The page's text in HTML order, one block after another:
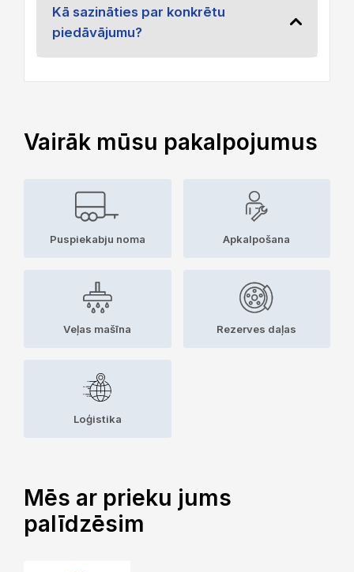
Kā sazināties par konkrētu
piedāvājumu?
Vairāk mūsu pakalpojumus
Puspiekabju noma Apkalpošana
Veļas mašīna Rezerves daļas
Loģistika
Mēs ar prieku jums
palīdzēsim